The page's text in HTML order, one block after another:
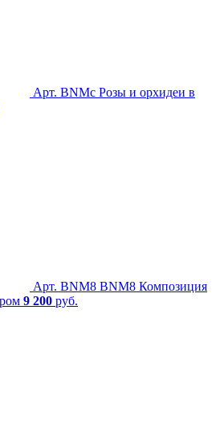
Арт. BNMc Розы и орхидеи в
Арт. BNM8 BNM8 Композиция
9 200 руб.